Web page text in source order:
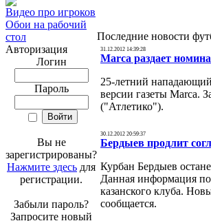
Видео про игроков
Обои на рабочий
стол
Авторизация
Логин
Пароль
Вы не
зарегистрированы?
Нажмите здесь для
регистрации.
Забыли пароль?
Запросите новый
Последние новости
31.12.2012 14:39:28
Marca раздает
25-летний
версии газеты Marca.
("Атлетико").
30.12.2012 20:59:37
Бердыев продлит
Курбан Бердыев
Данная информация
казанского клуба.
сообщается.